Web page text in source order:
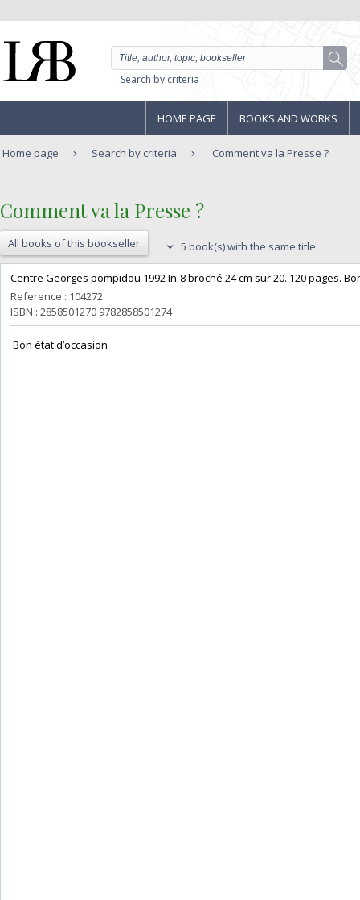
Search by criteria
HOME PAGE BOOKS AND WORKS
Home page Search by criteria Comment va la Presse ?
‎Comment va la Presse ?‎
All books of this bookseller 5 book(s) with the same title
‎Centre Georges pompidou 1992 In-8 broché 24 cm sur 20. 120 pages.
Reference : 104272
ISBN : 2858501270 9782858501274
‎ Bon état d’occasion ‎